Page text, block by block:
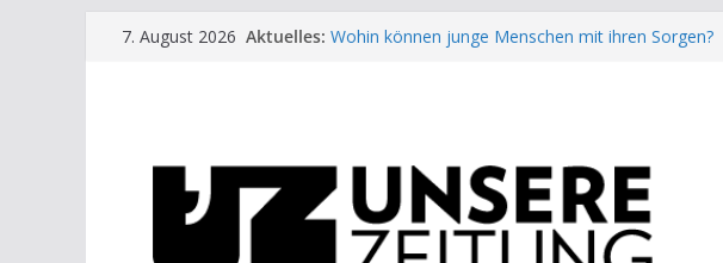
Zum7. August 2026 Aktuelles: Wohin können junge Menschen mit ihren Sorgen?